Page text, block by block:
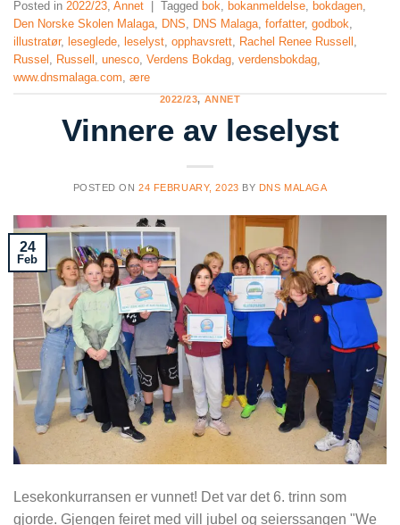
Posted in 2022/23 Annet | Tagged bok bokanmeldelse bokdagen
Den Norske Skolen Malaga DNS DNS Malaga forfatter, godbok
illustratør, leseglede leselyst opphavsrett Rachel Renee Russell
Russel
Russell unesco Verdens Bokdag verdensbokdag
www.dnsmalaga.com ære
2022/23, ANNET
Vinnere av leselyst
POSTED ON24 FEBRUARY, 2023 BY DNS MALAGA
24
Feb
Lesekonkurransen er vunnet! Det var det 6. trinn som
gjorde. Gjengen feiret med vill jubel og seierssangen "We